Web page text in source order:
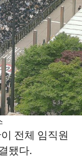
전체 임직원
됐다.